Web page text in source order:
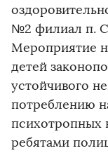
№2 филиал п.
Мероприятие
детей
устойчивого
потреблению
психотропных
ребятами